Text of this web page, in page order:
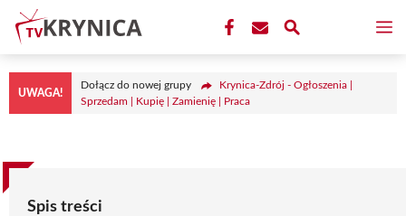
Przejdź
treści
UWAGA!
Dołącz do nowej grupy
Krynica-Zdrój - Ogłoszenia |
Sprzedam | Kupię | Zamienię | Praca
Spis treści